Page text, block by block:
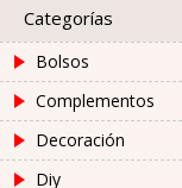
Categorías
Bolsos
Complementos
Decoración
Diy